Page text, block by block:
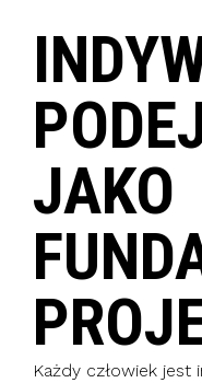
JAKO
Każdy człowiek jest